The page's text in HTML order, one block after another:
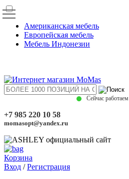
Американская мебель
Европейская мебель
Мебель Индонезии
Сейчас работаем
+7 985 220 10 58
momasopt@yandex.ru
Корзина
Вход /Регистрация